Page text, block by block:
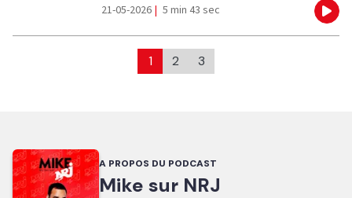
21-05-2026 | 5 min 43 sec
1 2 3
A PROPOS DU PODCAST
Mike sur NRJ